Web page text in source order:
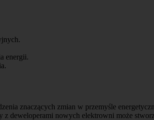
energii.
znaczących zmian w przemyśle
z deweloperami nowych elektrowni może